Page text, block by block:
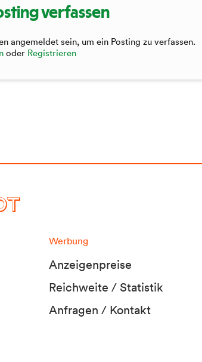
verfassen
angemeldet sein, um ein Posting zu verfassen.
oder Registrieren
Werbung
Anzeigenpreise
Reichweite / Statistik
Anfragen / Kontakt